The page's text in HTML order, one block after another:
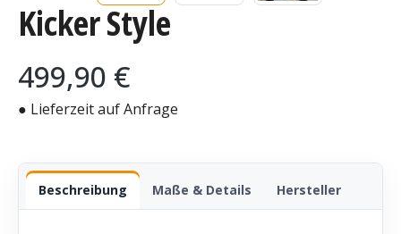
Kicker Style
Regulärer Preis:
499,90 €
● Lieferzeit auf Anfrage
Beschreibung Maße & Details Hersteller